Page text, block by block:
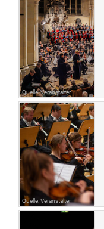
Quelle: Veranstalter
Quelle: Veranstalter